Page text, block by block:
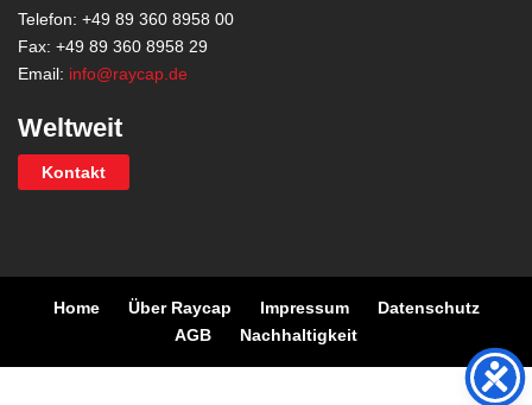
Telefon: +49 89 360 8958 00
Fax: +49 89 360 8958 29
Email: info@raycap.de
Weltweit
Kontakt
Home Über Raycap Impressum
Datenschutz
AGB
Nachhaltigkeit